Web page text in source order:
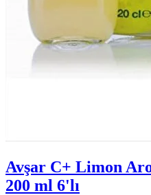
Avşar C+ Limon
200 ml 6'lı